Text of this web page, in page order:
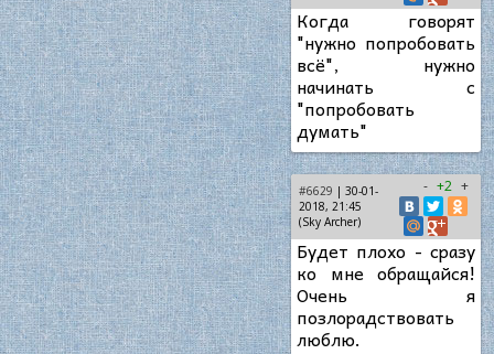
Когда говорят
"нужно попробовать
всё", нужно
начинать с
"попробовать
думать"
#6629 | 30-01-
2018, 21:45
(Sky Archer)
- +2 +
Будет плохо - сразу
ко мне обращайся!
Очень я
позлорадствовать
люблю.